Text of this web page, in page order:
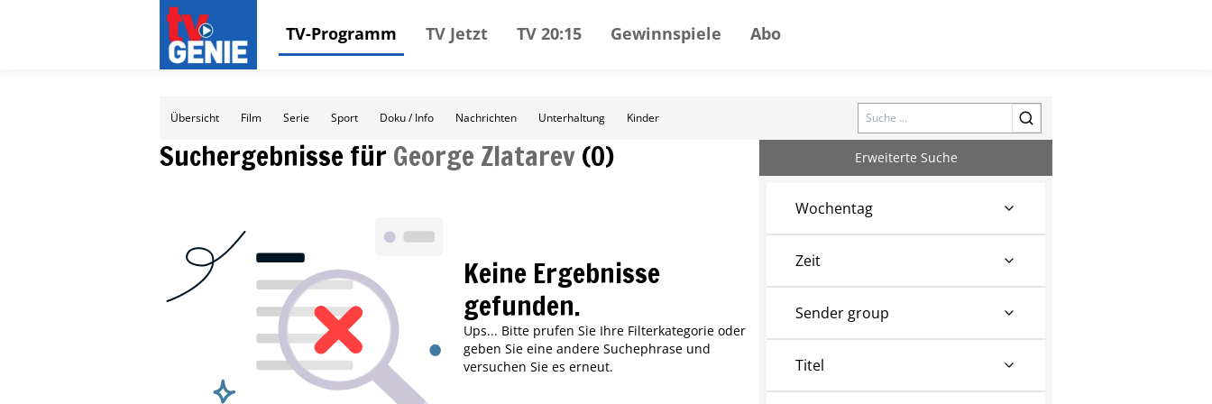
TV-Programm TV Jetzt TV 20:15 Gewinnspiele Abo
Übersicht Film Serie Sport Doku / Info Nachrichten Unterhaltung Kinder Search
Suchergebnisse für George Zlatarev(0)
Keine Ergebnisse
gefunden.
Ups... Bitte prufen Sie Ihre Filterkategorie oder
geben Sie eine andere Suchephrase und
versuchen Sie es erneut.
Erweiterte Suche
Wochentag
Zeit
Sender group
Titel